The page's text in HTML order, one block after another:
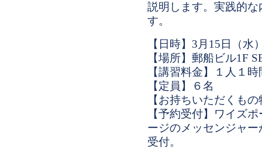
説明します。実践的
す。
【日時】3月15日（水
【場所】郵船ビル1F
【講習料金】１人１
【定員】６名
【お持ちいただくも
【予約受付】ワイズ
ージのメッセンジャ
受付。